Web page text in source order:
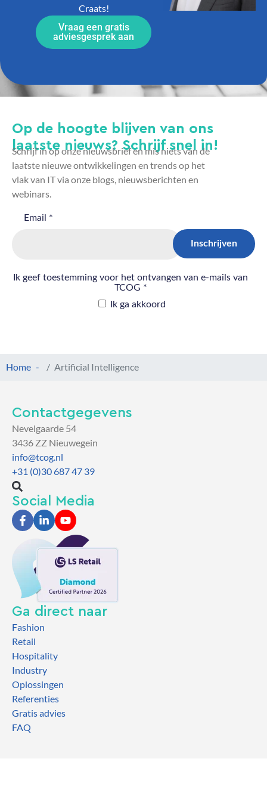
Craats!
Vraag een gratis
adviesgesprek aan
Op de hoogte blijven van ons
laatste nieuws? Schrijf snel in!
Schrijf in op onze nieuwsbrief en mis niets van de
laatste nieuwe ontwikkelingen en trends op het
vlak van IT via onze blogs, nieuwsberichten en
webinars.
Home Artificial Intelligence
Contactgegevens
Nevelgaarde 54
3436 ZZ Nieuwegein
info@tcog.nl
+31 (0)30 687 47 39
Social Media
Ga direct naar
Fashion
Retail
Hospitality
Industry
Oplossingen
Referenties
Gratis advies
FAQ